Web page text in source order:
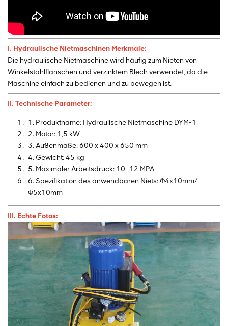
I. Hydraulische Nietmaschinen Merkmale:
Die hydraulische Nietmaschine wird häufig zum Nieten von
Winkelstahlflanschen und verzinktem Blech verwendet, da die
Maschine einfach zu bedienen und zu bewegen ist.
II. Technische Parameter:
1. Produktname: Hydraulische Nietmaschine DYM-1
2. Motor: 1,5 kW
3. Außenmaße: 600 x 400 x 650 mm
4. Gewicht: 45 kg
5. Maximaler Arbeitsdruck: 10–12 MPA
6. Spezifikation des anwendbaren Niets: Φ4x10mm/
Φ5x10mm
III. Echte Fotos: